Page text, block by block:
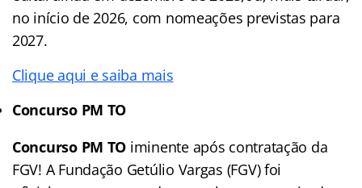
no início de 2026, com nomeações previstas para
2027.
Clique aqui e saiba mais
Concurso PM TO
Concurso PM TO iminente após contratação da
FGV! A Fundação Getúlio Vargas (FGV) foi